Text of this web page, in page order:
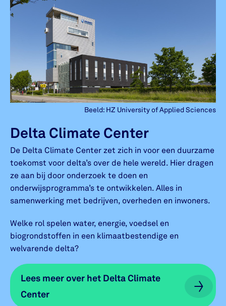
Delta Climate Center
De Delta Climate Center zet zich in voor een duurzame
toekomst voor delta’s over de hele wereld. Hier dragen
ze aan bij door onderzoek te doen en
onderwijsprogramma’s te ontwikkelen. Alles in
samenwerking met bedrijven, overheden en inwoners.
Welke rol spelen water, energie, voedsel en
biogrondstoffen in een klimaatbestendige en
welvarende delta?
Lees meer over het Delta Climate
Center
Lees meer over het Delta Climate
Center
Beeld: HZ University of Applied Sciences